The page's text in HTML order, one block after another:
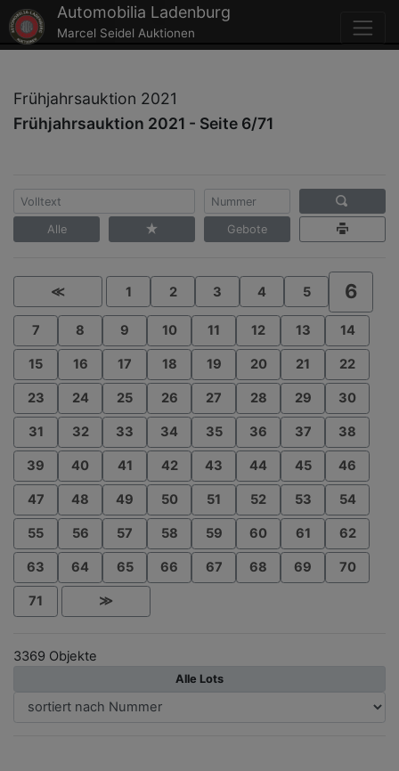
Automobilia Ladenburg
Marcel Seidel Auktionen
Frühjahrsauktion 2021
Frühjahrsauktion 2021 - Seite 6/71
Alle Gebote
≪ 1 2 3 4 5 6
7 8 9 10 11 12 13 14
15 16 17 18 19 20 21 22
23 24 25 26 27 28 29 30
31 32 33 34 35 36 37 38
39 40 41 42 43 44 45 46
47 48 49 50 51 52 53 54
55 56 57 58 59 60 61 62
63 64 65 66 67 68 69 70
71 ≫
3369 Objekte
Alle Lots